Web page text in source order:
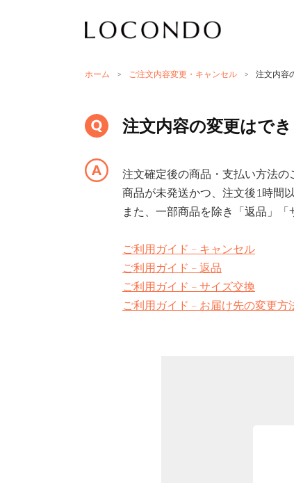
ホーム > ご注文内容変更・キャンセル > 注文内容
注文内容の変更はで
注文確定後の商品・支払い方法の
商品が未発送かつ、注文後1時間
また、一部商品を除き「返品」「
ご利用ガイド – キャンセル
ご利用ガイド – 返品
ご利用ガイド – サイズ交換
ご利用ガイド – お届け先の変更方